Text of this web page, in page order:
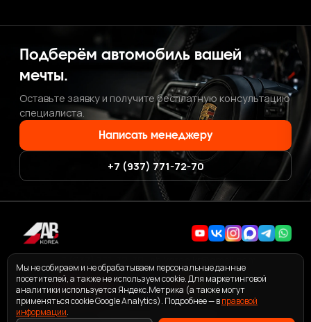
Подберём автомобиль вашей
мечты.
Оставьте заявку и получите бесплатную консультацию
специалиста.
Написать менеджеру
+7 (937) 771-72-70
ПОЛЬЗОВАТЕЛЬСКОЕ СОГЛАШЕНИЕ СЕРВИСА ABKOREA
Мы не собираем и не обрабатываем персональные данные
посетителей, а также не используем cookie. Для маркетинговой
аналитики используется Яндекс.Метрика (а также могут
применяться cookie Google Analytics). Подробнее — вправовой
информации.